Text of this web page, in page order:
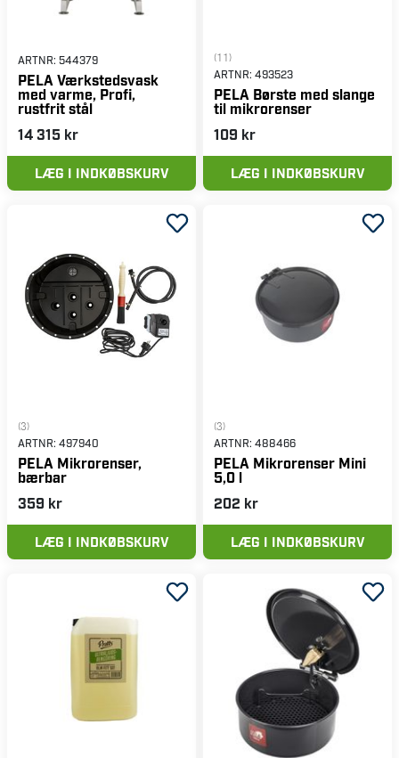
ARTNR: 544379
PELA Værkstedsvask
med varme, Profi,
rustfrit stål
14 315 kr
LÆG I INDKØBSKURV
(11)
ARTNR: 493523
PELA Børste med slange
til mikrorenser
109 kr
LÆG I INDKØBSKURV
(3)
ARTNR: 497940
PELA Mikrorenser,
bærbar
359 kr
LÆG I INDKØBSKURV
(3)
ARTNR: 488466
PELA Mikrorenser Mini
5,0 l
202 kr
LÆG I INDKØBSKURV